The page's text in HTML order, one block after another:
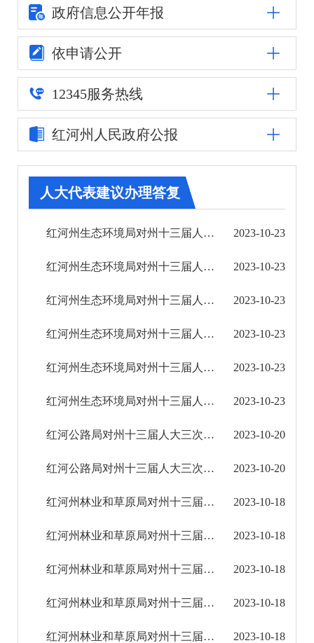
统计信息
自然资源
公安司法
重点领域信息公开
权责清单
人大代表建议办理答复
政协提案办理答复
2024年
2025年
政府信息公开年报
依申请公开
12345服务热线
红河州人民政府公报
人大代表建议办理答复
红河州生态环境局对州十三届人大三次会议第78号建议的答复 2023-10-23
红河州生态环境局对州十三届人大三次会议第4号建议的答复 2023-10-23
红河州生态环境局对州十三届人大三次会议第76号建议的答复 2023-10-23
红河州生态环境局对州十三届人大三次会议第251号建议的答复 2023-10-23
红河州生态环境局对州十三届人大三次会议第231号建议的答复 2023-10-23
红河州生态环境局对州十三届人大三次会议第347号建议的答复 2023-10-23
红河公路局对州十三届人大三次会议第246号建议的答复 2023-10-20
红河公路局对州十三届人大三次会议第187号建议的答复 2023-10-20
红河州林业和草原局对州十三届人大三次会议第341号建议的答复 2023-10-18
红河州林业和草原局对州十三届人大三次会议第205号建议的答复 2023-10-18
红河州林业和草原局对州十三届人大三次会议第224号建议的答复 2023-10-18
红河州林业和草原局对州十三届人大三次会议第143号建议的答复 2023-10-18
红河州林业和草原局对州十三届人大三次会议第126号建议的答复 2023-10-18